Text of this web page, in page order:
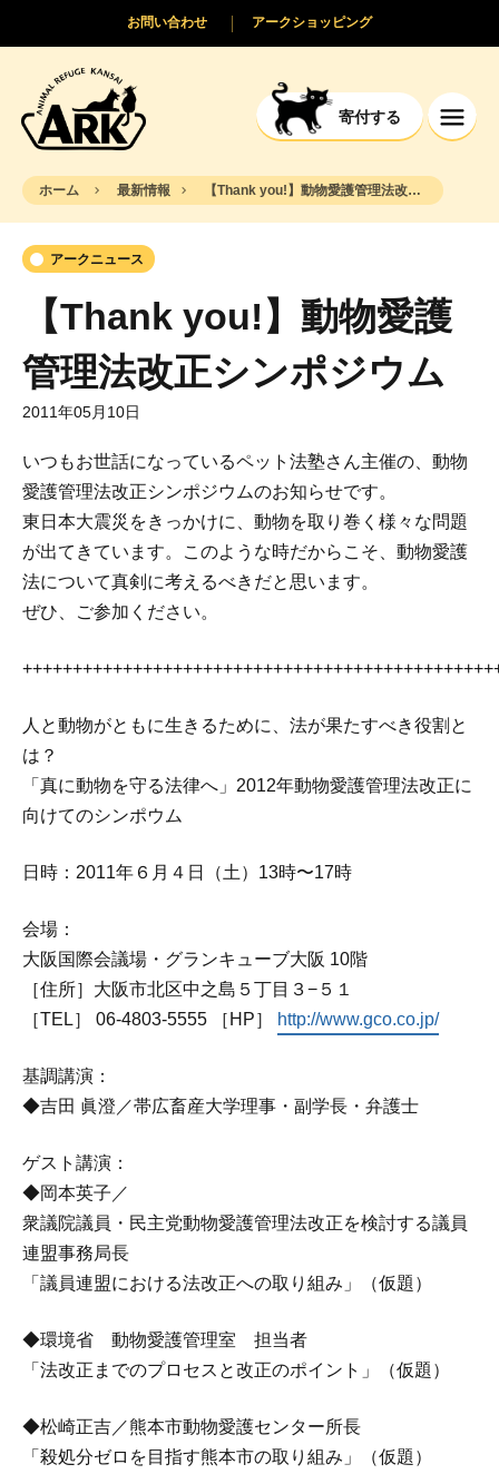
寄付する
アークショッピング
お問い合わせ
ホーム 最新情報 【Thank you!】動物愛護管理法改正シンポジウム
アークニュース
【Thank you!】動物愛護
管理法改正シンポジウム
2011年05月10日
いつもお世話になっているペット法塾さん主催の、動物
愛護管理法改正シンポジウムのお知らせです。
東日本大震災をきっかけに、動物を取り巻く様々な問題
が出てきています。このような時だからこそ、動物愛護
法について真剣に考えるべきだと思います。
ぜひ、ご参加ください。
人と動物がともに生きるために、法が果たすべき役割と
は？
「真に動物を守る法律へ」2012年動物愛護管理法改正に
向けてのシンポウム
日時：2011年６月４日（土）13時〜17時
会場：
大阪国際会議場・グランキューブ大阪 10階
［住所］大阪市北区中之島５丁目３−５１
［TEL］ 06-4803-5555 ［HP］
http://www.gco.co.jp/
基調講演：
◆吉田 眞澄／帯広畜産大学理事・副学長・弁護士
ゲスト講演：
◆岡本英子／
衆議院議員・民主党動物愛護管理法改正を検討する議員
連盟事務局長
「議員連盟における法改正への取り組み」（仮題）
◆環境省 動物愛護管理室 担当者
「法改正までのプロセスと改正のポイント」（仮題）
◆松崎正吉／熊本市動物愛護センター所長
「殺処分ゼロを目指す熊本市の取り組み」（仮題）